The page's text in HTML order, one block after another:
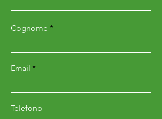
Cognome
Email
Telefono